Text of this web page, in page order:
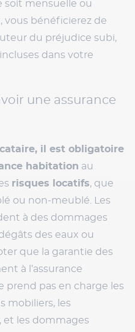
soit mensuelle ou
vous bénéficierez de
du préjudice subi,
dans votre
une assurance
il est obligatoire
habitation au
risques locatifs, que
ou non-meublé. Les
à des dommages
des eaux ou
que la garantie des
à l’assurance
prend pas en charge les
mobiliers, les
et les dommages